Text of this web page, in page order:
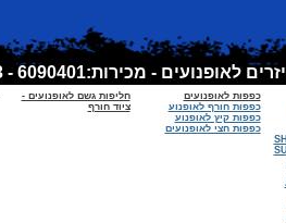
כפפות לאופנועים
כפפות חורף לאופנוע
כפפות קיץ לאופנוע
כפפות חצי לאופנועים
חליפות גשם לאופנועים -
ציוד חורף